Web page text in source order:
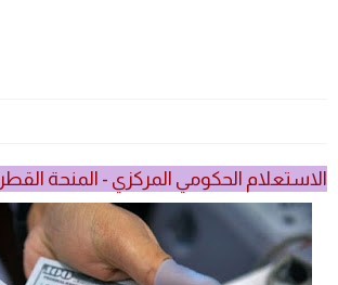
الاستعلام الحكومي المركزي - المنحة